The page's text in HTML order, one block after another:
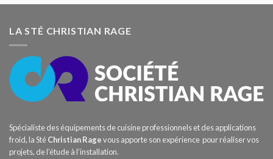
LA STÉ CHRISTIAN RAGE
Spécialiste des équipements de cuisine professionnels et des applications
froid, la StéChristian Ragevous apporte son expérience pour réaliser vos
projets, de l’étude à l’installation.